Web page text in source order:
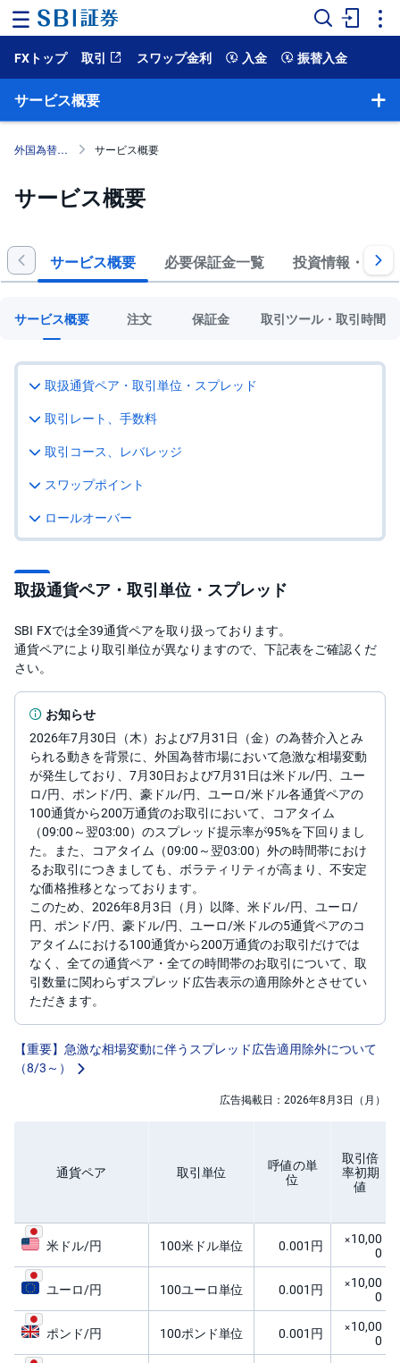
ー
ム
ー
ト
国
内
国
式
投
信
券
お
か
せ
投
資
PICK
UP
S
BI
株
オ
プ
シ
ョ
ン
先
物
・
オ
プ
シ
ョ
ン
商
品
先
物
金
・
銀
M
F
取
引
C
F
D(
く
FXトップ 取引 スワップ金利 入金 振替入金
サービス概要
外国為替保証金取引 （SBI FX） サービス概要
サービス概要
サービス概要 必要保証金一覧 投資情報・ツー
サービス概要 注文 保証金 取引ツール・取引時間
取扱通貨ペア・取引単位・スプレッド
取引レート、手数料
取引コース、レバレッジ
スワップポイント
ロールオーバー
取扱通貨ペア・取引単位・スプレッド
SBI FXでは全39通貨ペアを取り扱っております。
通貨ペアにより取引単位が異なりますので、下記表をご確認くだ
さい。
お知らせ
2026年7月30日（木）および7月31日（金）の為替介入とみ
られる動きを背景に、外国為替市場において急激な相場変動
が発生しており、7月30日および7月31日は米ドル/円、ユー
ロ/円、ポンド/円、豪ドル/円、ユーロ/米ドル各通貨ペアの
100通貨から200万通貨のお取引において、コアタイム
（09:00～翌03:00）のスプレッド提示率が95%を下回りまし
た。また、コアタイム（09:00～翌03:00）外の時間帯におけ
るお取引につきましても、ボラティリティが高まり、不安定
な価格推移となっております。
このため、2026年8月3日（月）以降、米ドル/円、ユーロ/
円、ポンド/円、豪ドル/円、ユーロ/米ドルの5通貨ペアのコ
アタイムにおける100通貨から200万通貨のお取引だけでは
なく、全ての通貨ペア・全ての時間帯のお取引について、取
引数量に関わらずスプレッド広告表示の適用除外とさせてい
ただきます。
【重要】急激な相場変動に伴うスプレッド広告適用除外について
（8/3～）
広告掲載日：2026年8月3日（月）
通貨ペア 取引単位
呼値の単
位
取引倍
率初期
値
米ドル/円 100米ドル単位 0.001円
×10,00
0
ユーロ/円 100ユーロ単位 0.001円
×10,00
0
ポンド/円 100ポンド単位 0.001円
×10,00
0